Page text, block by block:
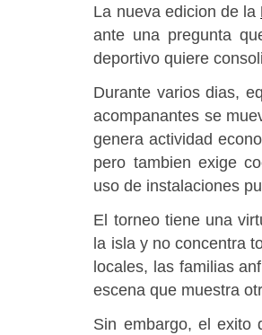
La nueva edicion de la
ante una pregunta
deportivo quiere
Durante varios dias,
acompanantes se
genera actividad
pero tambien exige
uso de instalaciones
El torneo tiene una
la isla y no concentra
locales, las familias
escena que muestra
Sin embargo, el exito